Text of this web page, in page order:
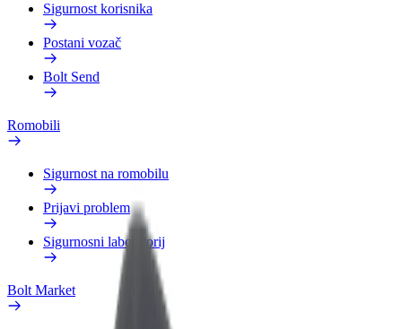
Sigurnost korisnika
Postani vozač
Bolt Send
Romobili
Sigurnost na romobilu
Prijavi problem
Sigurnosni laboratorij
Bolt Market